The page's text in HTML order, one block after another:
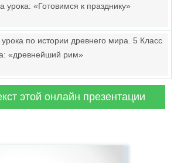
урока: «Готовимся к празднику»
по истории древнего мира. 5 Класс
«древнейший рим»
этой онлайн презентации